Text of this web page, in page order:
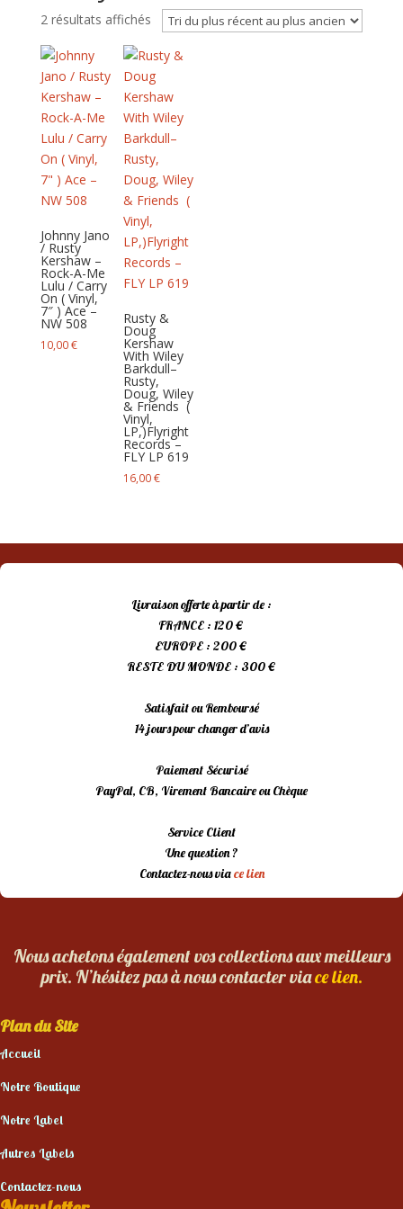
2 résultats affichésTrié
plus
récent
au
plus
ancien
Johnny Jano
/ Rusty
Kershaw –
Rock-A-Me
Lulu / Carry
On ( Vinyl,
7″ ) Ace –
NW 508
10,00€
Rusty &
Doug
Kershaw
With Wiley
Barkdull–
Rusty,
Doug, Wiley
& Friends ‎ (
Vinyl,
LP,)Flyright
Records –
FLY LP 619
16,00€
Livraison offerte à partir de :
FRANCE : 120 €
EUROPE : 200 €
RESTE DU MONDE : 300 €
Satisfait ou Remboursé
14 jours pour changer d’avis
Paiement Sécurisé
PayPal, CB, Virement Bancaire ou Chèque
Service Client
Une question ?
Contactez-nous viace lien
Nous achetons également vos collections aux meilleurs
prix. N’hésitez pas à nous contacter viace lien.
Plan du Site
Accueil
Notre Boutique
Notre Label
Autres Labels
Contactez-nous